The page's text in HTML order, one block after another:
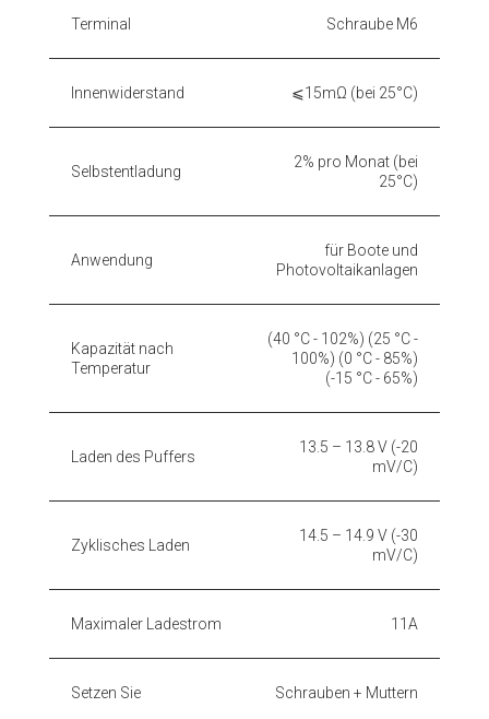
Terminal Schraube M6
Innenwiderstand ⩽15mΩ (bei 25°C)
Selbstentladung
2% pro Monat (bei
25°C)
Anwendung
für Boote und
Photovoltaikanlagen
Kapazität nach
Temperatur
(40 °C - 102%) (25 °C -
100%) (0 °C - 85%)
(-15 °C - 65%)
Laden des Puffers
13.5 – 13.8 V (-20
mV/C)
Zyklisches Laden
14.5 – 14.9 V (-30
mV/C)
Maximaler Ladestrom 11A
Setzen Sie Schrauben + Muttern